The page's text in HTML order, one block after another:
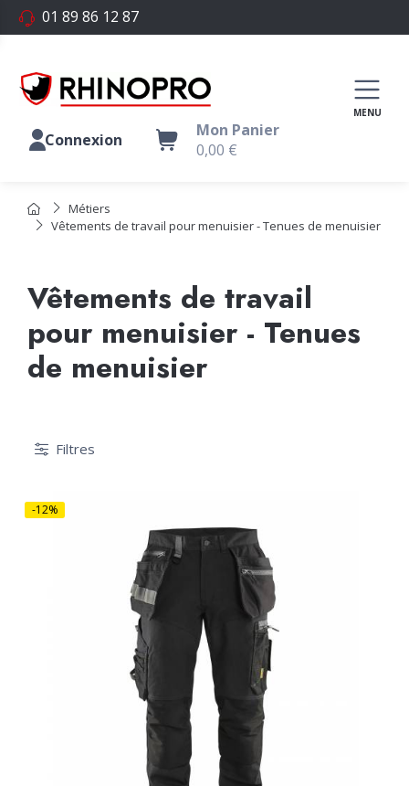
01 89 86 12 87
Connexion
Mon Panier
0,00 €
Métiers
Vêtements de travail pour menuisier - Tenues de menuisier
Vêtements de travail
pour menuisier - Tenues
de menuisier
Filtres
-12%